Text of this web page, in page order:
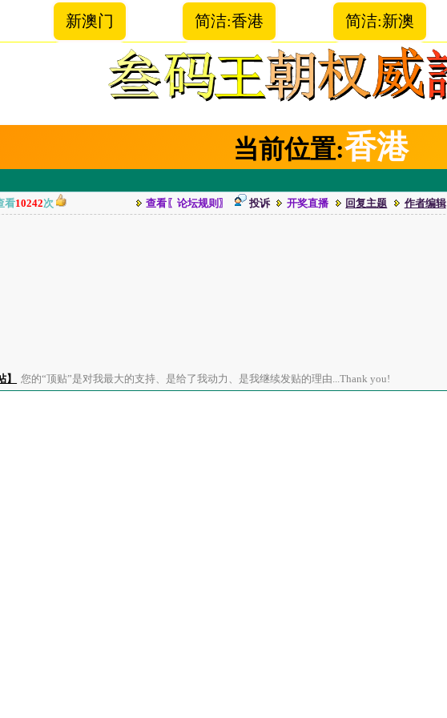
新澳门 简洁:香港 简洁:新澳
当前位置:香港
看10242次 查看〖论坛规则〗 投诉 开奖直播 回复主题 作者编辑
】 您的“顶贴”是对我最大的支持、是给了我动力、是我继续发贴的理由...Thank you!